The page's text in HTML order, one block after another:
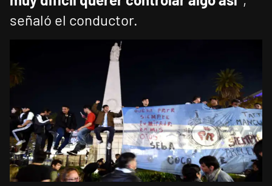
señaló el conductor.